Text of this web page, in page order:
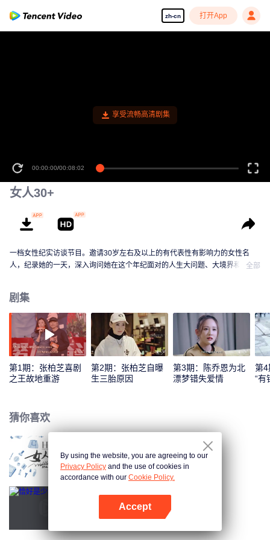
zh-cn 打开App
享受流畅高清剧集
00:00:00/00:08:02
女人30+
一档女性纪实访谈节目。邀请30岁左右及以上的有代表性有影响力的女性名
人，纪录她的一天，深入询问她在这个年纪面对的人生大问题、大境界和小幸
老、中年危机、事业契机、婚姻关系、生育等问题最真实的价值观与态度，呈
现女性面对一种普遍焦虑和社会压力时的应对方式、经历人生高低起伏之后沉
淀出的个性思考，分享嘉宾在纷繁世界中的处世之道。通过呈现她们当下的状
态与多元的价值观，展现女性力量，让大众看到女性在这个阶段多种可能，多
种选择。
全部
剧集
第1期：张柏芝喜剧
之王故地重游
第2期：张柏芝自曝
生三胎原因
第3期：陈乔恩为北
漂梦错失爱情
第4
“有
猜你喜欢
女人30+ 第2季
恰好是少年
By using the website, you are agreeing to our
Privacy Policy and the use of cookies in
accordance with our Cookie Policy.
Accept